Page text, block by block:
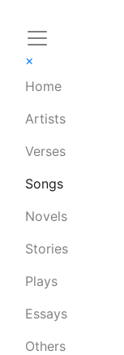
×
Home
Artists
Verses
Songs
Novels
Stories
Plays
Essays
Others